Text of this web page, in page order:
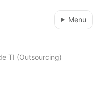
Menu
TI (Outsourcing)